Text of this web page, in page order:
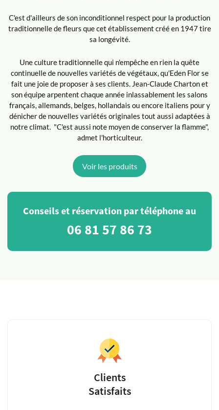
C'est d'ailleurs de son inconditionnel respect pour la production
traditionnelle de fleurs que cet établissement créé en 1947 tire
sa longévité.
Une culture traditionnelle qui n'empêche en rien la quête
continuelle de nouvelles variétés de végétaux, qu'Eden Flor se
fait une joie de proposer à ses clients. Jean-Claude Charton et
son équipe arpentent chaque année inlassablement les salons
français, allemands, belges, hollandais ou encore italiens pour y
dénicher de nouvelles variétés originales tout aussi adaptées à
notre climat. "C'est aussi note moyen de conserver la flamme",
admet l'horticulteur.
Voir les produits
Conseils et réservation par téléphone au
06 81 57 86 73
Clients
Satisfaits